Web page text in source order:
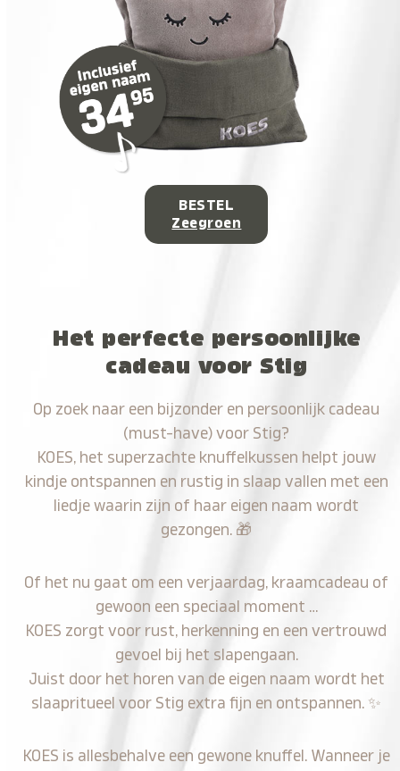
BESTEL
Zeegroen
Het perfecte persoonlijke
cadeau voor Stig
Op zoek naar een bijzonder en persoonlijk cadeau
(must-have) voor Stig?
KOES, het superzachte knuffelkussen helpt jouw
kindje ontspannen en rustig in slaap vallen met een
liedje waarin zijn of haar eigen naam wordt
gezongen. 🎁
Of het nu gaat om een verjaardag, kraamcadeau of
gewoon een speciaal moment …
KOES zorgt voor rust, herkenning en een vertrouwd
gevoel bij het slapengaan.
Juist door het horen van de eigen naam wordt het
slaapritueel voor Stig extra fijn en ontspannen. ✨
KOES is allesbehalve een gewone knuffel. Wanneer je